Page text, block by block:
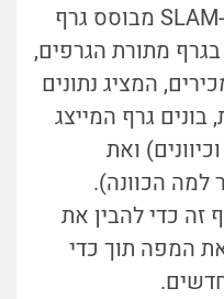
גישה נוספת היא שימוש ב-SLAM מבוסס גרף
בגרף מתורת הגרפים,
המציג נתונים
בונים גרף המייצג
ואת
למה הכוונה).
זה כדי להבין את
המפה תוך כדי